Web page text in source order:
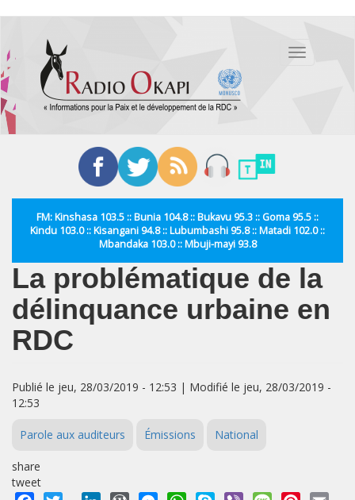
contenu
principal
Toggle
FM: Kinshasa 103.5 :: Bunia 104.8 :: Bukavu 95.3 :: Goma 95.5 ::
Kindu 103.0 :: Kisangani 94.8 :: Lubumbashi 95.8 :: Matadi 102.0 ::
Mbandaka 103.0 :: Mbuji-mayi 93.8
La problématique de la
délinquance urbaine en
RDC
Publié le jeu, 28/03/2019 - 12:53 | Modifié le jeu, 28/03/2019 -
12:53
Parole aux auditeurs Émissions National
share
tweet